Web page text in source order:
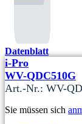
Datenblatt
i-Pro
WV-QDC510G
Art.-Nr.: WV-
Sie müssen sich